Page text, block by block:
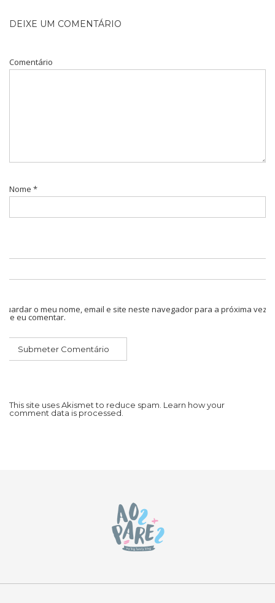
DEIXE UM COMENTÁRIO
Comentário
Nome *
Guardar o meu nome, email e site neste navegador para a próxima vez
que eu comentar.
This site uses Akismet to reduce spam. Learn how your
comment data is processed.